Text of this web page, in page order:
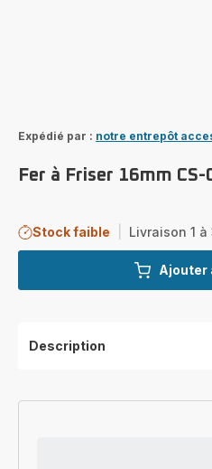
Expédié par : notre entrepôt
Fer à Friser 16mm
Stock faible Livraison 1 à
Ajouter
Description